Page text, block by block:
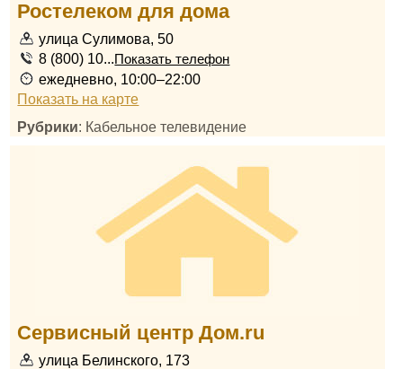
Ростелеком для дома
улица Сулимова, 50
8 (800) 10...Показать телефон
ежедневно, 10:00–22:00
Показать на карте
Рубрики: Кабельное телевидение
Сервисный центр Дом.ru
улица Белинского, 173